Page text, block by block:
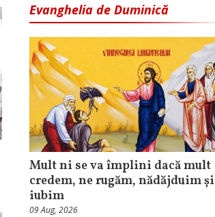
Evanghelia de Duminică
Mult ni se va împlini dacă mult
credem, ne rugăm, nădăjduim și
iubim
09 Aug, 2026